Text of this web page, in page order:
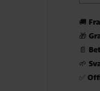
🚚
🎁
📄
🌱
✅